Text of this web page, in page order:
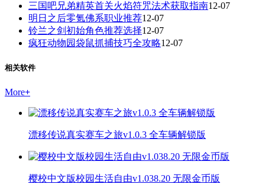
三国吧兄弟精英首关火焰符咒法术获取指南12-07
明日之后零氪佛系职业推荐12-07
铃兰之剑初始角色推荐选择12-07
疯狂动物园袋鼠抓捕技巧全攻略12-07
相关软件
More+
漂移传说真实赛车之旅v1.0.3 全车辆解锁版
樱校中文版校园生活自由v1.038.20 无限金币版